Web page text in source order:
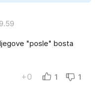
"posle" bosta
+0 1 1